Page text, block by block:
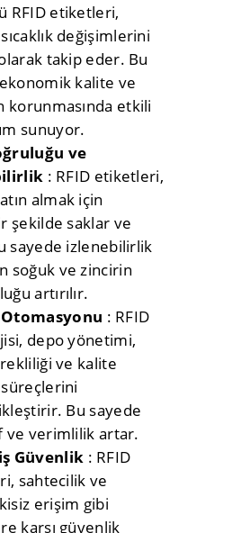
RFID etiketleri,
değişimlerini
takip eder. Bu
kalite ve
korunmasında etkili
sunuyor.
ve
: RFID etiketleri,
almak için
şekilde saklar ve
sayede izlenebilirlik
soğuk ve zincirin
artırılır.
: RFID
depo yönetimi,
ve kalite
Bu sayede
ve verimlilik artar.
Güvenlik : RFID
sahtecilik ve
erişim gibi
karşı güvenlik